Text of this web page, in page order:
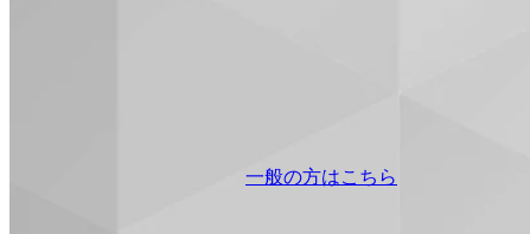
一般の方はこちら